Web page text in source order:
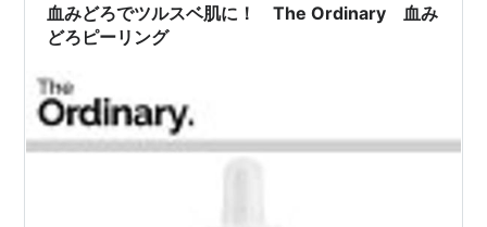
血みどろでツルスベ肌に！ The Ordinary 血み
どろピーリング